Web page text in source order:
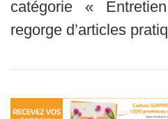
catégorie «
regorge d’articles